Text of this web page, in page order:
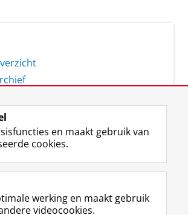
de RUG
F
a
e
L
i
k
R
S
-
I
n
t
Y
o
T
en maakt gebruik van
cookies.
werking en maakt gebruik
videocookies.